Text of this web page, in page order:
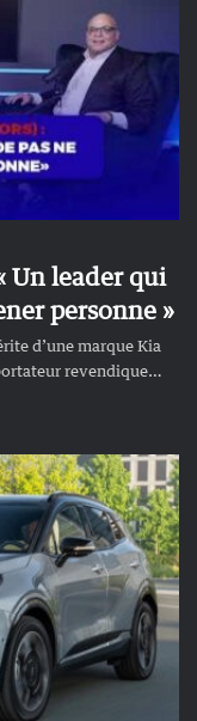
Un leader qui
personne »
d’une marque Kia
revendique…